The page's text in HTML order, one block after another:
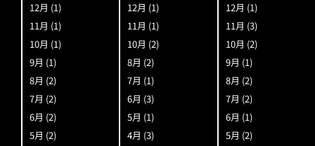
12月 (1)
11月 (1)
10月 (1)
9月 (1)
8月 (2)
7月 (2)
6月 (2)
5月 (2)
12月 (1)
11月 (1)
10月 (2)
8月 (2)
7月 (1)
6月 (3)
5月 (1)
4月 (3)
12月 (1)
11月 (3)
10月 (2)
9月 (1)
8月 (2)
7月 (2)
6月 (1)
5月 (2)